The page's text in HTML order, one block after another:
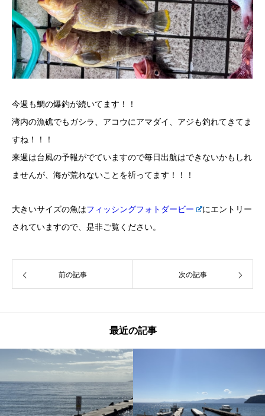
今週も鯛の爆釣が続いてます！！
湾内の漁礁でもガシラ、アコウにアマダイ、アジも釣れてきてま
すね！！！
来週は台風の予報がでていますので毎日出航はできないかもしれ
ませんが、海が荒れないことを祈ってます！！！
大きいサイズの魚はフィッシングフォトダービー
にエントリー
されていますので、是非ご覧ください。
前の記事 次の記事
最近の記事